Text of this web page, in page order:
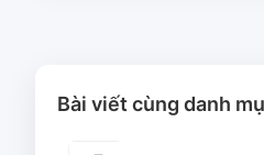
Bài viết cùng danh